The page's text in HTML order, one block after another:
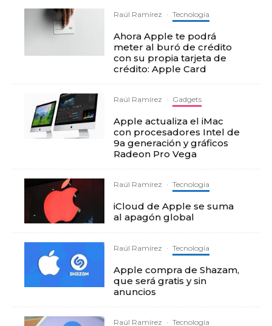
Raúl Ramírez · Tecnología
Ahora Apple te podrá
meter al buró de crédito
con su propia tarjeta de
crédito: Apple Card
Raúl Ramírez · Gadgets
Apple actualiza el iMac
con procesadores Intel de
9a generación y gráficos
Radeon Pro Vega
Raúl Ramírez · Tecnología
iCloud de Apple se suma
al apagón global
Raúl Ramírez · Tecnología
Apple compra de Shazam,
que será gratis y sin
anuncios
Raúl Ramírez · Tecnología